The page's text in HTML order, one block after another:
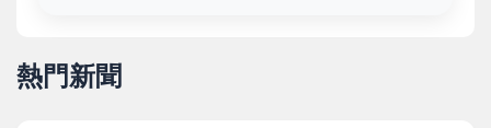
熱門新聞